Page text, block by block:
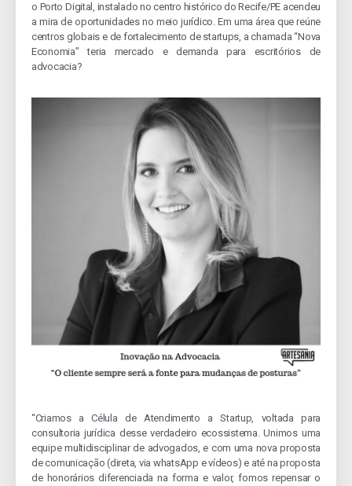
o Porto Digital, instalado no centro histórico do Recife/PE acendeu
a mira de oportunidades no meio jurídico. Em uma área que reúne
centros globais e de fortalecimento de startups, a chamada “Nova
Economia” teria mercado e demanda para escritórios de
advocacia?
“Criamos a Célula de Atendimento a Startup, voltada para
consultoria jurídica desse verdadeiro ecossistema. Unimos uma
equipe multidisciplinar de advogados, e com uma nova proposta
de comunicação (direta, via whatsApp e vídeos) e até na proposta
de honorários diferenciada na forma e valor, fomos repensar o